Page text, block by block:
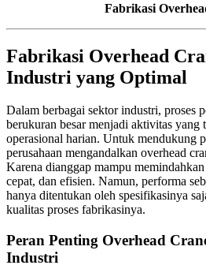
Fabrikasi
Fabrikasi Overhead
Industri yang Optimal
Dalam berbagai sektor industri, proses
berukuran besar menjadi aktivitas yang
operasional harian. Untuk mendukung
perusahaan mengandalkan overhead
Karena dianggap mampu memindahkan
cepat, dan efisien. Namun, performa
hanya ditentukan oleh spesifikasinya
kualitas proses fabrikasinya.
Peran Penting Overhead
Industri